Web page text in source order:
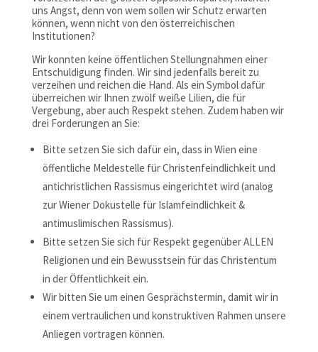
uns Angst, denn von wem sollen wir Schutz erwarten
können, wenn nicht von den österreichischen
Institutionen?
Wir konnten keine öffentlichen Stellungnahmen einer
Entschuldigung finden. Wir sind jedenfalls bereit zu
verzeihen und reichen die Hand. Als ein Symbol dafür
überreichen wir Ihnen zwölf weiße Lilien, die für
Vergebung, aber auch Respekt stehen. Zudem haben wir
drei Forderungen an Sie:
Bitte setzen Sie sich dafür ein, dass in Wien eine
öffentliche Meldestelle für Christenfeindlichkeit und
antichristlichen Rassismus eingerichtet wird (analog
zur Wiener Dokustelle für Islamfeindlichkeit &
antimuslimischen Rassismus).
Bitte setzen Sie sich für Respekt gegenüber ALLEN
Religionen und ein Bewusstsein für das Christentum
in der Öffentlichkeit ein.
Wir bitten Sie um einen Gesprächstermin, damit wir in
einem vertraulichen und konstruktiven Rahmen unsere
Anliegen vortragen können.